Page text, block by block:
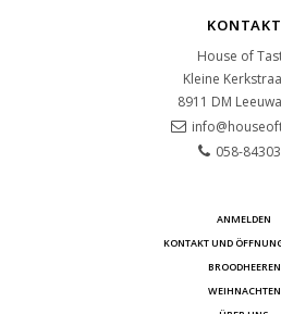
KONTAKT
House of
Kleine
8911 DM
058-
ANMELDEN
KONTAKT UND
BROODHEEREN
WEIHNACHTEN